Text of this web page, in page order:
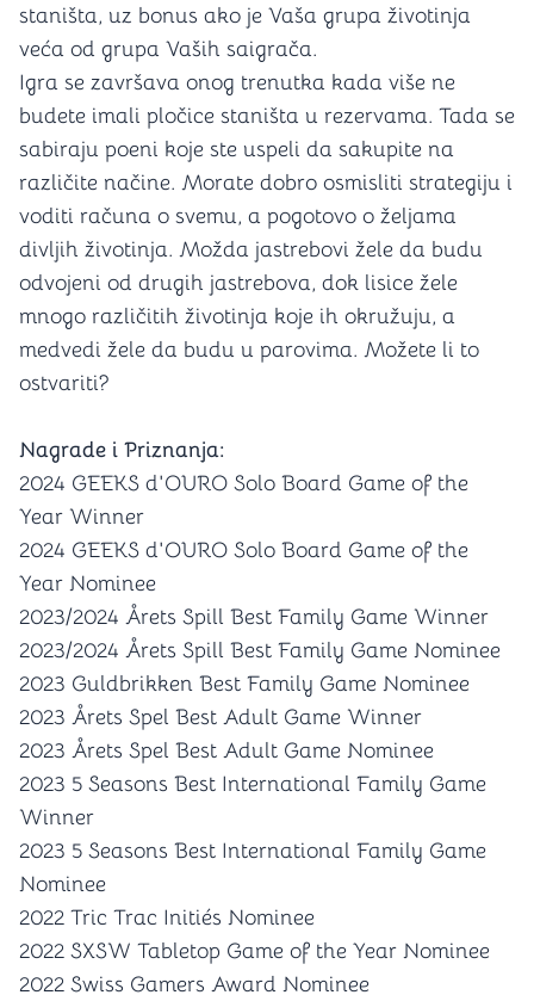
staništa, uz bonus ako je Vaša grupa životinja
veća od grupa Vaših saigrača.
Igra se završava onog trenutka kada više ne
budete imali pločice staništa u rezervama. Tada se
sabiraju poeni koje ste uspeli da sakupite na
različite načine. Morate dobro osmisliti strategiju i
voditi računa o svemu, a pogotovo o željama
divljih životinja. Možda jastrebovi žele da budu
odvojeni od drugih jastrebova, dok lisice žele
mnogo različitih životinja koje ih okružuju, a
medvedi žele da budu u parovima. Možete li to
ostvariti?
Nagrade i Priznanja:
2024 GEEKS d'OURO Solo Board Game of the
Year Winner
2024 GEEKS d'OURO Solo Board Game of the
Year Nominee
2023/2024 Årets Spill Best Family Game Winner
2023/2024 Årets Spill Best Family Game Nominee
2023 Guldbrikken Best Family Game Nominee
2023 Årets Spel Best Adult Game Winner
2023 Årets Spel Best Adult Game Nominee
2023 5 Seasons Best International Family Game
Winner
2023 5 Seasons Best International Family Game
Nominee
2022 Tric Trac Initiés Nominee
2022 SXSW Tabletop Game of the Year Nominee
2022 Swiss Gamers Award Nominee